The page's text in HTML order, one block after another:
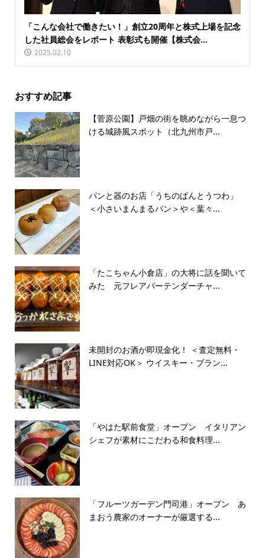
「こんな会社で働きたい！」創立20周年と株式上場を記念
した社員総会をレポート 表彰式も開催【株式会...
2025.02.10
おすすめ記事
【菅原公園】戸畑の街を眺めながら一息つ
ける城跡風スポット（北九州市戸...
パンと器のお店「うちのぱんとうつわ」
＜小さいまんまるパン＞や＜葉々...
「たこちゃん小倉店」の大将に話を聞いて
みた 元フレアバーテンダーチャ...
未開封のお酒が即現金化！ ＜査定無料・
LINE対応OK＞ ウイスキー・ブラン...
「やはた駅前食堂」オープン イタリアン
シェフが素材にこだわる和食料理...
「フルーツガーデン門司港」オープン あ
まおう農家のオーナーが厳選する...